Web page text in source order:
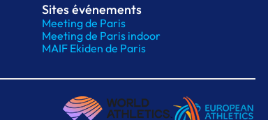
Sites événements
Meeting de Paris
Meeting de Paris indoor
MAIF Ekiden de Paris